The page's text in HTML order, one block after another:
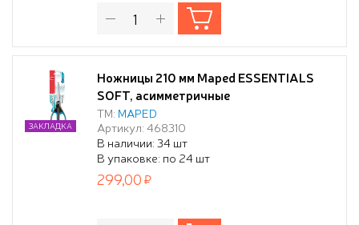
Ножницы 210 мм Maped ESSENTIALS
SOFT, асимметричные
ТМ: MAPED
Артикул: 468310
В наличии: 34 шт
В упаковке: по 24 шт
ЗАКЛАДКА
299,00